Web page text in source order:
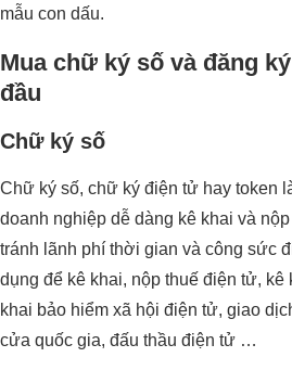
mẫu con dấu.
Mua chữ ký số và đăng
đầu
Chữ ký số
Chữ ký số, chữ ký điện tử hay token
doanh nghiệp dễ dàng kê khai và
tránh lãnh phí thời gian và công sức
dụng để kê khai, nộp thuế điện tử,
khai bảo hiểm xã hội điện tử, giao
cửa quốc gia, đấu thầu điện tử …